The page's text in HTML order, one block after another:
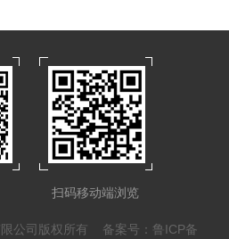
扫码移动端浏览
限公司版权所有 备案号：鲁ICP备